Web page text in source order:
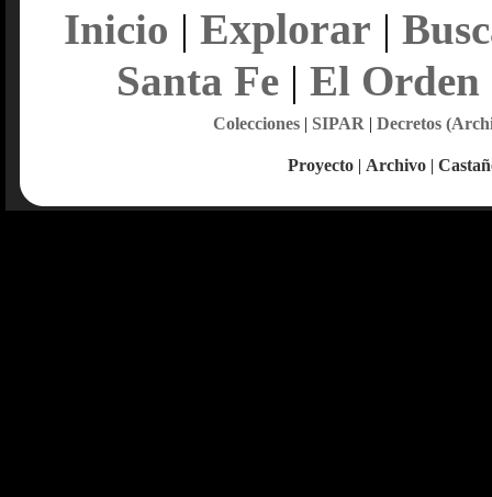
Inicio | Explorar |
Santa Fe| El Orden
Colecciones| SIPAR | Decretos
Proyecto | Archivo |